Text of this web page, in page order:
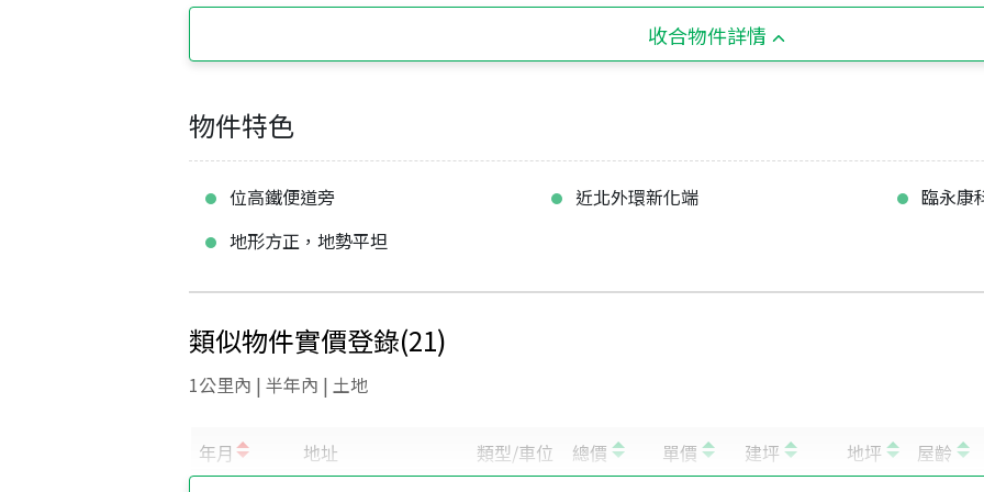
收合物件詳情
物件特色
位高鐵便道旁 近北外環新化端
臨永康
地形方正，地勢平坦
類似物件實價登錄(21)
1公里內 | 半年內 | 土地